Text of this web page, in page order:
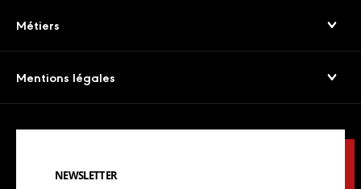
Service consommateurs
Presse
Export
Saucissons Secs
Jambons cuits & volailles
Spécialités italiennes
Métiers
Mentions légales
Politique de Cookies
NEWSLETTER